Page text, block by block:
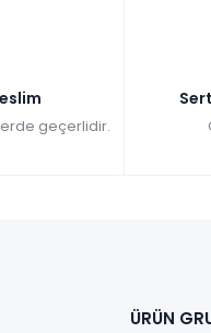
geçerlidir.
ÜRÜN